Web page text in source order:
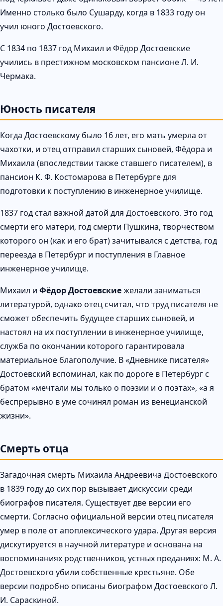
Именно столько было Сушарду, когда в 1833 году он
учил юного Достоевского.
С 1834 по 1837 год Михаил и Фёдор Достоевские
учились в престижном московском пансионе Л. И.
Чермака.
Юность писателя
Когда Достоевскому было 16 лет, его мать умерла от
чахотки, и отец отправил старших сыновей, Фёдора и
Михаила (впоследствии также ставшего писателем), в
пансион К. Ф. Костомарова в Петербурге для
подготовки к поступлению в инженерное училище.
1837 год стал важной датой для Достоевского. Это год
смерти его матери, год смерти Пушкина, творчеством
которого он (как и его брат) зачитывался с детства, год
переезда в Петербург и поступления в Главное
инженерное училище.
Михаил и Фёдор Достоевскиежелали заниматься
литературой, однако отец считал, что труд писателя не
сможет обеспечить будущее старших сыновей, и
настоял на их поступлении в инженерное училище,
служба по окончании которого гарантировала
материальное благополучие. В «Дневнике писателя»
Достоевский вспоминал, как по дороге в Петербург с
братом «мечтали мы только о поэзии и о поэтах», «а я
беспрерывно в уме сочинял роман из венецианской
жизни».
Смерть отца
Загадочная смерть Михаила Андреевича Достоевского
в 1839 году до сих пор вызывает дискуссии среди
биографов писателя. Существует две версии его
смерти. Согласно официальной версии отец писателя
умер в поле от апоплексического удара. Другая версия
дискутируется в научной литературе и основана на
воспоминаниях родственников, устных преданиях: М. А.
Достоевского убили собственные крестьяне. Обе
версии подробно описаны биографом Достоевского Л.
И. Сараскиной.